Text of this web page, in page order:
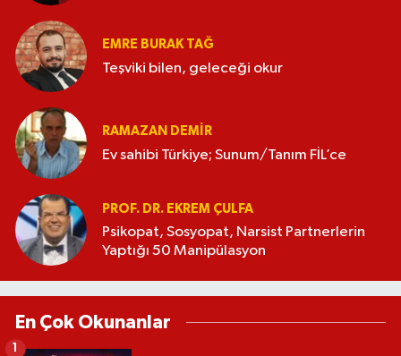
EMRE BURAK TAĞ
Teşviki bilen, geleceği okur
RAMAZAN DEMİR
Ev sahibi Türkiye; Sunum/Tanım FİL’ce
PROF. DR. EKREM ÇULFA
Psikopat, Sosyopat, Narsist Partnerlerin
Yaptığı 50 Manipülasyon
En Çok Okunanlar
1